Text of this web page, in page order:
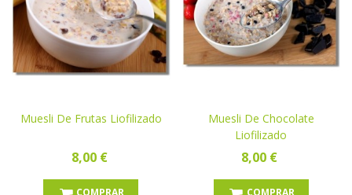
Muesli De Frutas Liofilizado
8,00 €
COMPRAR
Muesli De Chocolate
Liofilizado
8,00 €
COMPRAR